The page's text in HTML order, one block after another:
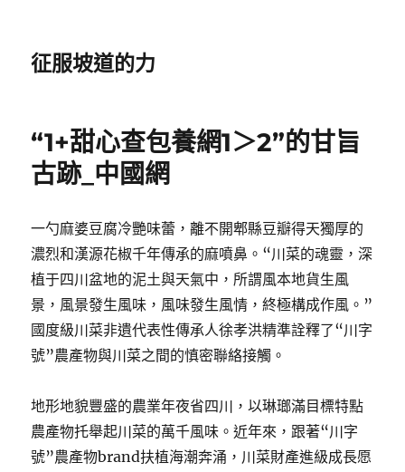
征服坡道的力
“1+甜心查包養網1＞2”的甘旨
古跡_中國網
一勺麻婆豆腐冷艷味蕾，離不開郫縣豆瓣得天獨厚的
濃烈和漢源花椒千年傳承的麻噴鼻。“川菜的魂靈，深
植于四川盆地的泥土與天氣中，所謂風本地貨生風
景，風景發生風味，風味發生風情，終極構成作風。”
國度級川菜非遺代表性傳承人徐孝洪精準詮釋了“川字
號”農產物與川菜之間的慎密聯絡接觸。
地形地貌豐盛的農業年夜省四川，以琳瑯滿目標特點
農產物托舉起川菜的萬千風味。近年來，跟著“川字
號”農產物brand扶植海潮奔涌，川菜財產進級成長愿